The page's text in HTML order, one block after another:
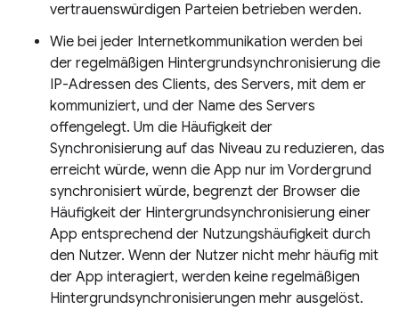
vertrauenswürdigen Parteien betrieben werden.
Wie bei jeder Internetkommunikation werden bei
der regelmäßigen Hintergrundsynchronisierung die
IP-Adressen des Clients, des Servers, mit dem er
kommuniziert, und der Name des Servers
offengelegt. Um die Häufigkeit der
Synchronisierung auf das Niveau zu reduzieren, das
erreicht würde, wenn die App nur im Vordergrund
synchronisiert würde, begrenzt der Browser die
Häufigkeit der Hintergrundsynchronisierung einer
App entsprechend der Nutzungshäufigkeit durch
den Nutzer. Wenn der Nutzer nicht mehr häufig mit
der App interagiert, werden keine regelmäßigen
Hintergrundsynchronisierungen mehr ausgelöst.